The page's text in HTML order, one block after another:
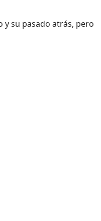
y su pasado atrás, pero